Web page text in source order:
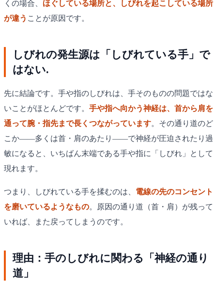
くの場合、 ほぐしている場所と、しびれを起こしている場所
が違う ことが原因です。
しびれの発生源は「しびれている手」で
はない.
先に結論です。手や指のしびれは、手そのものの問題ではな
いことがほとんどです。 手や指へ向かう神経は、首から肩を
通って腕・指先まで長くつながっています。その通り道のど
こか——多くは首・肩のあたり——で神経が圧迫されたり過
敏になると、いちばん末端である手や指に「しびれ」として
現れます。
つまり、しびれている手を揉むのは、 電線の先のコンセント
を磨いているようなもの。原因の通り道（首・肩）が残って
いれば、また戻ってしまうのです。
理由：手のしびれに関わる「神経の通り
道」